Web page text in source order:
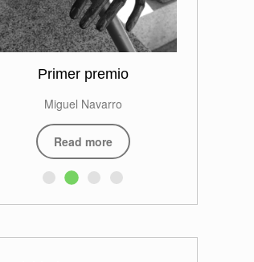
Primer premio
Miguel Navarro
Read more